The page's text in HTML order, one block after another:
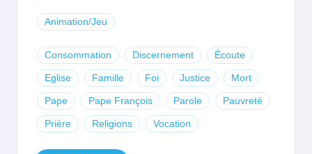
Animation/Jeu
Consommation Discernement Écoute
Eglise Famille Foi Justice Mort
Pape Pape François Parole Pauvreté
Prière Religions Vocation